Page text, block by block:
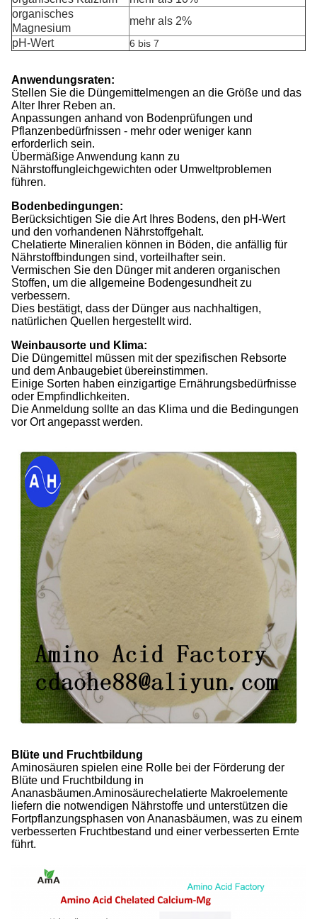
organisches
Magnesium
mehr als 2%
pH-Wert
6 bis 7
Anwendungsraten:
Stellen Sie die Düngemittelmengen an die Größe und das
Alter Ihrer Reben an.
Anpassungen anhand von Bodenprüfungen und
Pflanzenbedürfnissen - mehr oder weniger kann
erforderlich sein.
Übermäßige Anwendung kann zu
Nährstoffungleichgewichten oder Umweltproblemen
führen.
Bodenbedingungen:
Berücksichtigen Sie die Art Ihres Bodens, den pH-Wert
und den vorhandenen Nährstoffgehalt.
Chelatierte Mineralien können in Böden, die anfällig für
Nährstoffbindungen sind, vorteilhafter sein.
Vermischen Sie den Dünger mit anderen organischen
Stoffen, um die allgemeine Bodengesundheit zu
verbessern.
Dies bestätigt, dass der Dünger aus nachhaltigen,
natürlichen Quellen hergestellt wird.
Weinbausorte und Klima:
Die Düngemittel müssen mit der spezifischen Rebsorte
und dem Anbaugebiet übereinstimmen.
Einige Sorten haben einzigartige Ernährungsbedürfnisse
oder Empfindlichkeiten.
Die Anmeldung sollte an das Klima und die Bedingungen
vor Ort angepasst werden.
Blüte und Fruchtbildung
Aminosäuren spielen eine Rolle bei der Förderung der
Blüte und Fruchtbildung in
Ananasbäumen.Aminosäurechelatierte Makroelemente
liefern die notwendigen Nährstoffe und unterstützen die
Fortpflanzungsphasen von Ananasbäumen, was zu einem
verbesserten Fruchtbestand und einer verbesserten Ernte
führt.